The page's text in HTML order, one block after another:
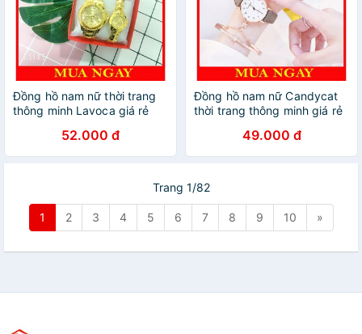
Đồng hồ nam nữ thời trang
thông minh Lavoca giá rẻ
52.000 đ
Đồng hồ nam nữ Candycat
thời trang thông minh giá rẻ
49.000 đ
Trang 1/82
1 2 3 4 5 6 7 8 9 10 »